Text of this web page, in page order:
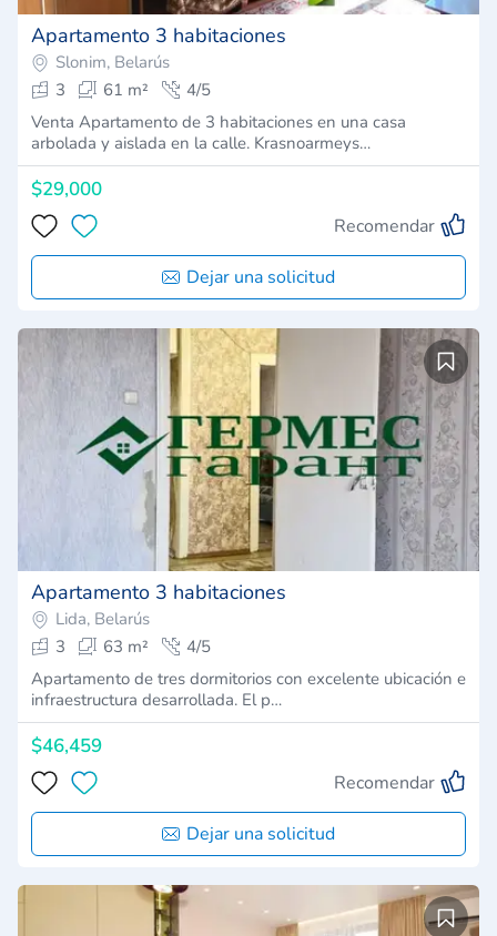
Apartamento 3 habitaciones
Slonim, Belarús
3
61 m²
4/5
Venta Apartamento de 3 habitaciones en una casa
arbolada y aislada en la calle. Krasnoarmeys…
$29,000
Recomendar
Dejar una solicitud
Apartamento 3 habitaciones
Lida, Belarús
3
63 m²
4/5
Apartamento de tres dormitorios con excelente ubicación e
infraestructura desarrollada. El p…
$46,459
Recomendar
Dejar una solicitud